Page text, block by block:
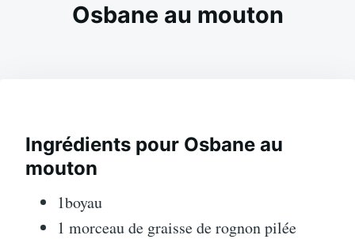
Osbane au mouton
Ingrédients pour Osbane au
mouton
1boyau
1 morceau de graisse de rognon pilée